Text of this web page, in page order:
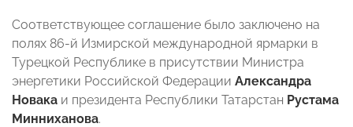
Соответствующее соглашение было заключено на
полях 86-й Измирской международной ярмарки в
Турецкой Республике в присутствии Министра
энергетики Российской Федерации Александра
Новака и президента Республики Татарстан Рустама
Минниханова.